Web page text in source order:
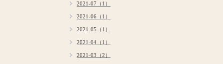
2021-07（1）
2021-06（1）
2021-05（1）
2021-04（1）
2021-03（2）